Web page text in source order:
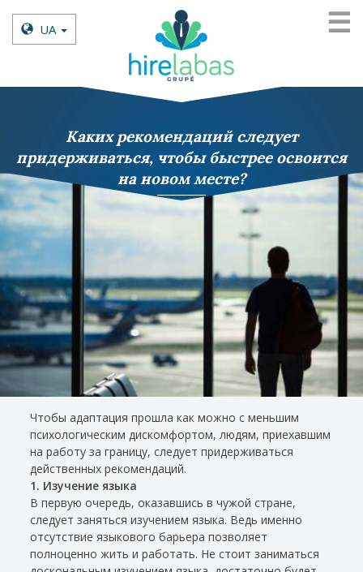
UA ☰
Kаких рекомендаций следует
придерживаться, чтобы быстрее освоится
на новом месте?
Чтобы адаптация прошла как можно с меньшим
психологическим дискомфортом, людям, приехавшим
на работу за границу, следует придерживаться
действенных рекомендаций.
1. Изучение языка
В первую очередь, оказавшись в чужой стране,
следует заняться изучением языка. Ведь именно
отсутствие языкового барьера позволяет
полноценно жить и работать. Не стоит заниматься